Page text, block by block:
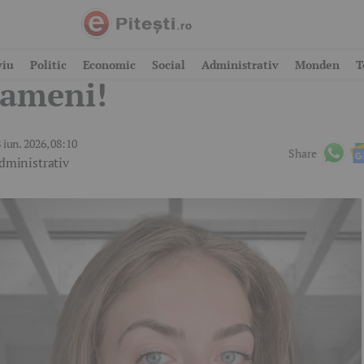
Politic Economic Social Administrativ Monden
fabrică auto caută
iun. 2026, 08:10
Share